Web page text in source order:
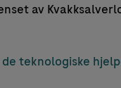
av
teknologiske